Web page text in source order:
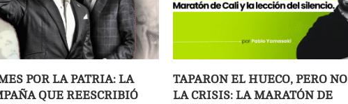
POR LA PATRIA: LA
QUE REESCRIBIÓ
TAPARON EL HUECO, PERO NO
LA CRISIS: LA MARATÓN DE